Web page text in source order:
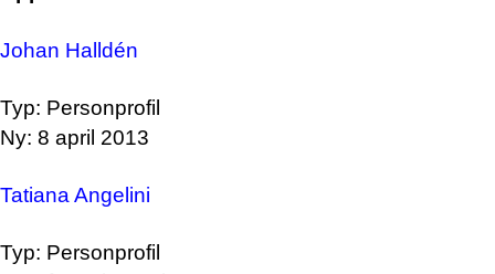
Johan Halldén
Typ: Personprofil
Ny: 8 april 2013
Tatiana Angelini
Typ: Personprofil